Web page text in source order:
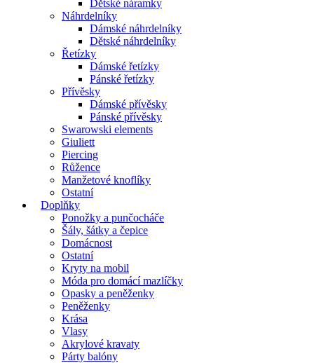
Dětské náramky
Náhrdelníky
Dámské náhrdelníky
Dětské náhrdelníky
Řetízky
Dámské řetízky
Pánské řetízky
Přívěsky
Dámské přívěsky
Pánské přívěsky
Swarowski elements
Giuliett
Piercing
Růžence
Manžetové knoflíky
Ostatní
Doplňky
Ponožky a punčocháče
Šály, šátky a čepice
Domácnost
Ostatní
Kryty na mobil
Móda pro domácí mazlíčky
Opasky a peněženky
Peněženky
Krása
Vlasy
Akrylové kravaty
Párty balóny